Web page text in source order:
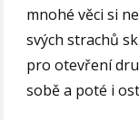
mnohé věci si
svých strachů
pro otevření
sobě a poté i